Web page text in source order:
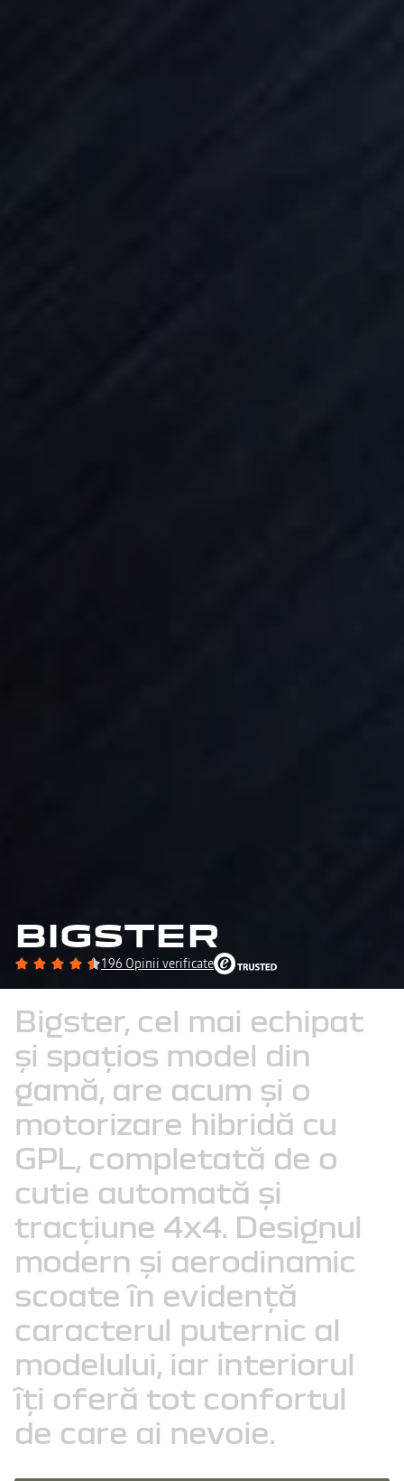
BIGSTER
196 Opinii verificate
Bigster, cel mai echipat
și spațios model din
gamă, are acum și o
motorizare hibridă cu
GPL, completată de o
cutie automată și
tracțiune 4x4. Designul
modern și aerodinamic
scoate în evidență
caracterul puternic al
modelului, iar interiorul
îți oferă tot confortul
de care ai nevoie.